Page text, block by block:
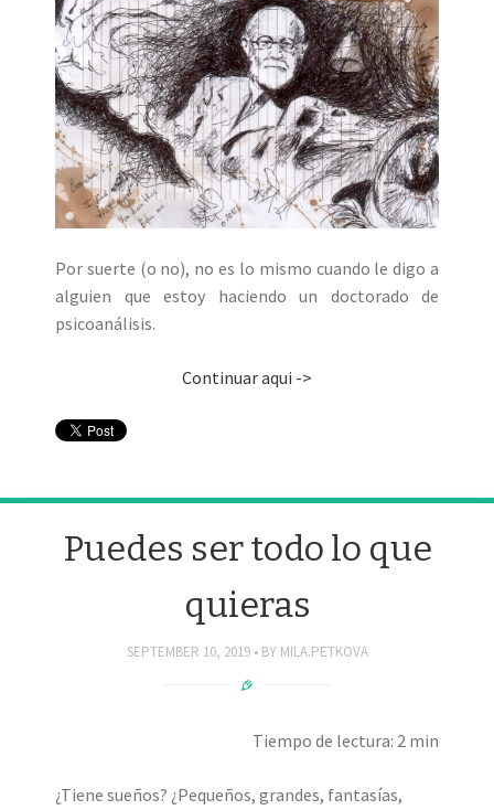
Por suerte (o no), no es lo mismo cuando le digo a
alguien que estoy haciendo un doctorado de
psicoanálisis.
Continuar aqui ->
Puedes ser todo lo que
quieras
SEPTEMBER 10, 2019 BY MILA.PETKOVA
Tiempo de lectura: 2 min
¿Tiene sueños? ¿Pequeños, grandes, fantasías,